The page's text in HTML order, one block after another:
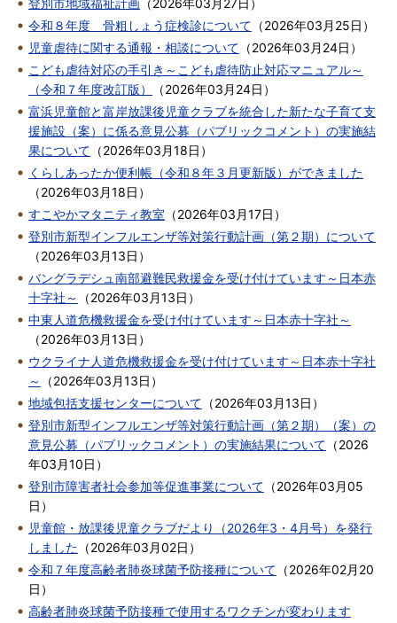
登別市地域福祉計画 （2026年03月27日 ）
令和８年度 骨粗しょう症検診について （2026年03月25日 ）
児童虐待に関する通報・相談について （2026年03月24日 ）
こども虐待対応の手引き～こども虐待防止対応マニュアル～
（令和７年度改訂版）
（2026年03月24日 ）
富浜児童館と富岸放課後児童クラブを統合した新たな子育て支
援施設（案）に係る意見公募（パブリックコメント）の実施結
果について （2026年03月18日 ）
くらしあったか便利帳（令和８年３月更新版）ができました
（2026年03月18日 ）
すこやかマタニティ教室 （2026年03月17日 ）
登別市新型インフルエンザ等対策行動計画（第２期）について
（2026年03月13日 ）
バングラデシュ南部避難民救援金を受け付けています～日本赤
十字社～
（2026年03月13日 ）
中東人道危機救援金を受け付けています～日本赤十字社～
（2026年03月13日 ）
ウクライナ人道危機救援金を受け付けています～日本赤十字社
～
（2026年03月13日 ）
地域包括支援センターについて （2026年03月13日 ）
登別市新型インフルエンザ等対策行動計画（第２期）（案）の
意見公募（パブリックコメント）の実施結果について （2026
年03月10日 ）
登別市障害者社会参加等促進事業について （2026年03月05
日 ）
児童館・放課後児童クラブだより（2026年3・4月号）を発行
しました （2026年03月02日 ）
令和７年度高齢者肺炎球菌予防接種について （2026年02月20
日 ）
高齢者肺炎球菌予防接種で使用するワクチンが変わります